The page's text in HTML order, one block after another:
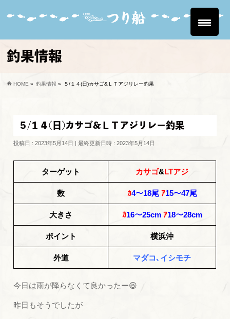
釣果情報
HOME » 釣果情報 » ５/１４(日)カサゴ&ＬＴアジリレー釣果
５/１４(日)カサゴ&ＬＴアジリレー釣果
投稿日 : 2023年5月14日 最終更新日時 : 2023年5月14日
ターゲット カサゴ&LTアジ
数 ｶ4～18尾 ｱ15～47尾
大きさ ｶ16～25cm ｱ18～28cm
ポイント 横浜沖
外道 マダコ､イシモチ
今日は雨が降らなくて良かったー😆
昨日もそうでしたが